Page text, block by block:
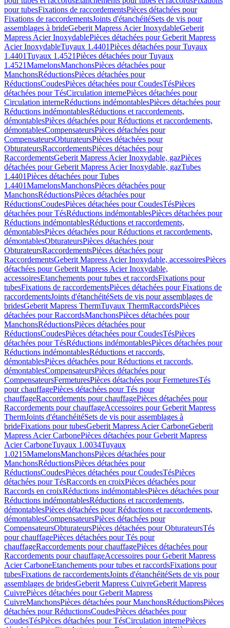
pour tubesFixations de raccordementsPièces détachées pour
Fixations de raccordementsJoints d'étanchéitéSets de vis pour
assemblages à brideGeberit Mapress Acier InoxydableGeberit
Mapress Acier InoxydablePièces détachées pour Geberit Mapress
Acier InoxydableTuyaux 1.4401Pièces détachées pour Tuyaux
1.4401Tuyaux 1.4521Pièces détachées pour Tuyaux
1.4521MamelonsManchonsPièces détachées pour
ManchonsRéductionsPièces détachées pour
RéductionsCoudesPièces détachées pour CoudesTésPièces
détachées pour TésCirculation internePièces détachées pour
Circulation interneRéductions indémontablesPièces détachées pour
Réductions indémontablesRéductions et raccordements,
démontablesPièces détachées pour Réductions et raccordements,
démontablesCompensateursPièces détachées pour
CompensateursObturateursPièces détachées pour
ObturateursRaccordementsPièces détachées pour
RaccordementsGeberit Mapress Acier Inoxydable, gazPièces
détachées pour Geberit Mapress Acier Inoxydable, gazTubes
1.4401Pièces détachées pour Tubes
1.4401MamelonsManchonsPièces détachées pour
ManchonsRéductionsPièces détachées pour
RéductionsCoudesPièces détachées pour CoudesTésPièces
détachées pour TésRéductions indémontablesPièces détachées pour
Réductions indémontablesRéductions et raccordements,
démontablesPièces détachées pour Réductions et raccordements,
démontablesObturateursPièces détachées pour
ObturateursRaccordementsPièces détachées pour
RaccordementsGeberit Mapress Acier Inoxydable, accessoiresPièces
détachées pour Geberit Mapress Acier Inoxydable,
accessoiresEtanchements pour tubes et raccordsFixations pour
tubesFixations de raccordementsPièces détachées pour Fixations de
raccordementsJoints d'étanchéitéSets de vis pour assemblages de
bridesGeberit Mapress ThermTuyaux ThermRaccordsPièces
détachées pour RaccordsManchonsPièces détachées pour
ManchonsRéductionsPièces détachées pour
RéductionsCoudesPièces détachées pour CoudesTésPièces
détachées pour TésRéductions indémontablesPièces détachées pour
Réductions indémontablesRéductions et raccords,
démontablesPièces détachées pour Réductions et raccords,
démontablesCompensateursPièces détachées pour
CompensateursFermeturesPièces détachées pour FermeturesTés
pour chauffagePièces détachées pour Tés pour
chauffageRaccordements pour chauffagePièces détachées pour
Raccordements pour chauffageAccessoires pour Geberit Mapress
ThermJoints d'étanchéitéSets de vis pour assemblages à
brideFixations pour tubesGeberit Mapress Acier CarboneGeberit
Mapress Acier CarbonePièces détachées pour Geberit Mapress
Acier CarboneTuyaux 1.0034Tuyaux
1.0215MamelonsManchonsPièces détachées pour
ManchonsRéductionsPièces détachées pour
RéductionsCoudesPièces détachées pour CoudesTésPièces
détachées pour TésRaccords en croixPièces détachées pour
Raccords en croixRéductions indémontablesPièces détachées pour
Réductions indémontablesRéductions et raccordements,
démontablesPièces détachées pour Réductions et raccordements,
démontablesCompensateursPièces détachées pour
CompensateursObturateursPièces détachées pour ObturateursTés
pour chauffagePièces détachées pour Tés pour
chauffageRaccordements pour chauffagePièces détachées pour
Raccordements pour chauffageAccessoires pour Geberit Mapress
Acier CarboneEtanchements pour tubes et raccordsFixations pour
tubesFixations de raccordementsJoints d'étanchéitéSets de vis pour
assemblages de bridesGeberit Mapress CuivreGeberit Mapress
CuivrePièces détachées pour Geberit Mapress
CuivreManchonsPièces détachées pour ManchonsRéductionsPièces
détachées pour RéductionsCoudesPièces détachées pour
CoudesTésPièces détachées pour TésCirculation internePièces